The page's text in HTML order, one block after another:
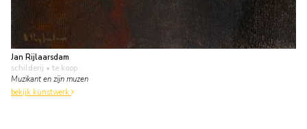
Jan Rijlaarsdam
schilderij • te koop
Muzikant en zijn muzen
bekijk kunstwerk